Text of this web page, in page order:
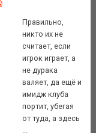
Правильно,
никто их не
считает, если
игрок играет, а
не дурака
валяет, да ещё и
имидж клуба
портит, убегая
от туда, а здесь